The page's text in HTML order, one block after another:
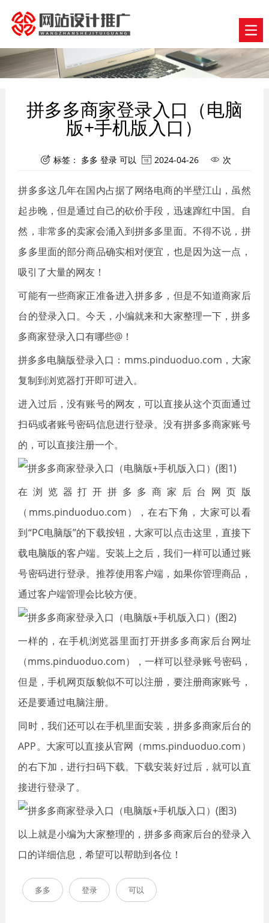
拼多多商家登录入口（电脑
版+手机版入口）
 标签： 多多 登录 可以  2024-04-26  次
拼多多这几年在国内占据了网络电商的半壁江山，虽然
起步晚，但是通过自己的砍价手段，迅速蹿红中国。自
然，非常多的卖家会涌入到拼多多里面。不得不说，拼
多多里面的部分商品确实相对便宜，也是因为这一点，
吸引了大量的网友！
可能有一些商家正准备进入拼多多，但是不知道商家后
台的登录入口。今天，小编就来和大家整理一下，拼多
多商家登录入口有哪些@！
拼多多电脑版登录入口：mms.pinduoduo.com，大家
复制到浏览器打开即可进入。
进入过后，没有账号的网友，可以直接从这个页面通过
扫码或者账号密码信息进行登录。没有拼多多商家账号
的，可以直接注册一个。
在浏览器打开拼多多商家后台网页版
（mms.pinduoduo.com），在右下角，大家可以看
到“PC电脑版”的下载按钮，大家可以点击这里，直接下
载电脑版的客户端。安装上之后，我们一样可以通过账
号密码进行登录。推荐使用客户端，如果你管理商品，
通过客户端管理会比较方便。
一样的，在手机浏览器里面打开拼多多商家后台网址
（mms.pinduoduo.com），一样可以登录账号密码，
但是，手机网页版貌似不可以注册，要注册商家账号，
还是要通过电脑注册。
同时，我们还可以在手机里面安装，拼多多商家后台的
APP。大家可以直接从官网（mms.pinduoduo.com）
的右下加，进行扫码下载。下载安装好过后，就可以直
接进行登录了。
以上就是小编为大家整理的，拼多多商家后台的登录入
口的详细信息，希望可以帮助到各位！
多多 登录 可以